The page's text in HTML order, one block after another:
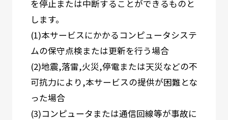
を停止または中断することができるものと
します。
(1)本サービスにかかるコンピュータシステ
ムの保守点検または更新を行う場合
(2)地震,落雷,火災,停電または天災などの不
可抗力により,本サービスの提供が困難とな
った場合
(3)コンピュータまたは通信回線等が事故に